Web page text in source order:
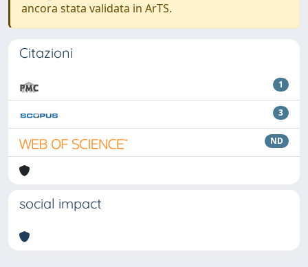
ancora stata validata in ArTS.
Citazioni
1
3
ND
social impact